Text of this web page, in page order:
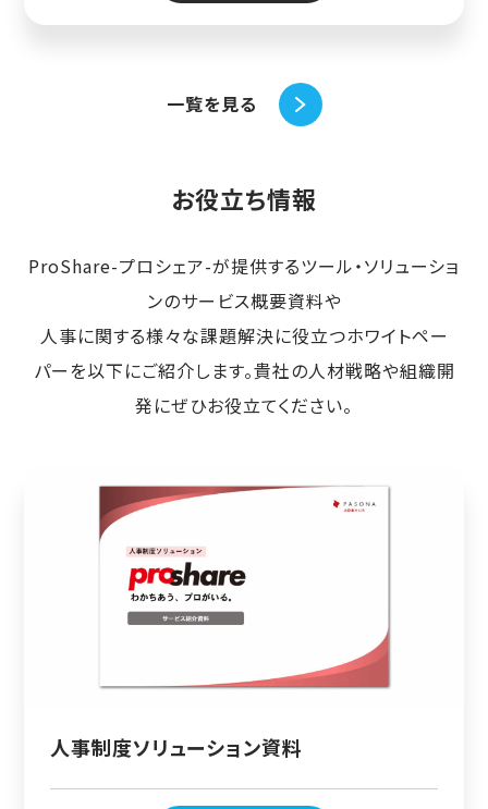
一覧を見る
お役立ち情報
ProShare-プロシェア-が提供するツール・ソリューショ
ンのサービス概要資料や
人事に関する様々な課題解決に役立つホワイトペー
パーを以下にご紹介します。貴社の人材戦略や組織開
発にぜひお役立てください。
人事制度ソリューション資料